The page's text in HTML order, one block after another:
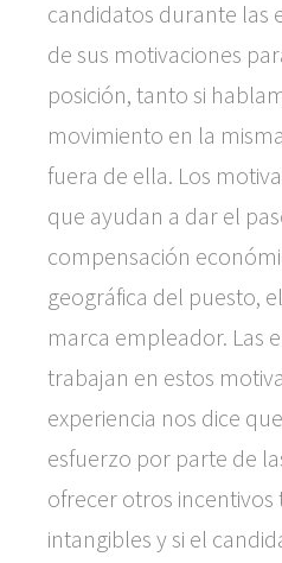
candidatos durante las
de sus motivaciones
posición, tanto si
movimiento en la
fuera de ella. Los
que ayudan a dar el
compensación
geográfica del puesto,
marca empleador. Las
trabajan en estos
experiencia nos dice
esfuerzo por parte de
ofrecer otros incentivos
intangibles y si el